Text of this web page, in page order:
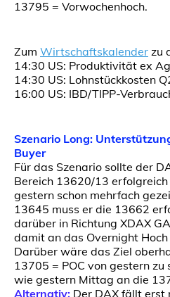
13795 = Vorwochenhoch.
Zum Wirtschaftskalender zu
14:30 US: Produktivität ex
14:30 US: Lohnstückkosten
16:00 US: IBD/TIPP-
Szenario Long:
Buyer
Für das Szenario sollte der
Bereich 13620/13
gestern schon mehrfach
13645 muss er die 13662
darüber in Richtung XDAX
damit an das Overnight
Darüber wäre das Ziel
13705 = POC von gestern
wie gestern Mittag an die
Alternativ: Der DAX fällt erst